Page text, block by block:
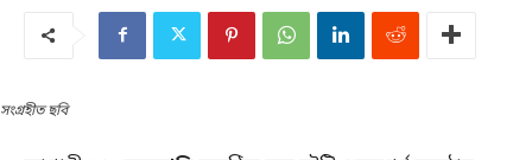
সংগ্রহীত ছবি